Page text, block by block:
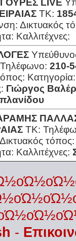
LIVE
ΤΚ:
Δικτυακός
Καλλιτέχνες:
Τηλέφωνο: 210-
Γιώργος
ΤΚ:
Δικτυακός
Καλλιτέχνες:
-